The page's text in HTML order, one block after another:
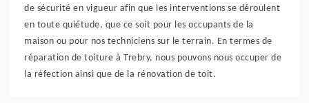
de sécurité en vigueur afin que les interventions se déroulent
en toute quiétude, que ce soit pour les occupants de la
maison ou pour nos techniciens sur le terrain. En termes de
réparation de toiture à Trebry, nous pouvons nous occuper de
la réfection ainsi que de la rénovation de toit.